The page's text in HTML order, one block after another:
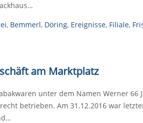
, Bemmerl, Döring, Ereignisse, Filiale,
am Marktplatz
unter dem Namen Werner
betrieben. Am 31.12.2016 war